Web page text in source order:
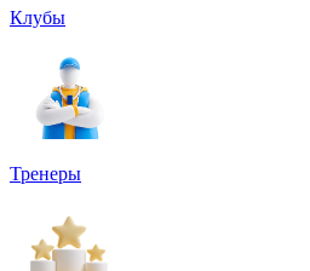
Клубы
Тренеры